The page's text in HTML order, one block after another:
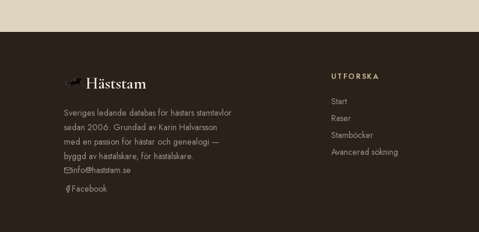
Häststam
Sveriges ledande databas för hästars stamtavlor
sedan 2006. Grundad av Karin Halvarsson
med en passion för hästar och genealogi —
byggd av hästälskare, för hästälskare.
info@haststam.se
Facebook
UTFORSKA
Start
Raser
Stamböcker
Avancerad sökning